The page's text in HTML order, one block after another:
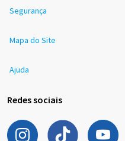
Segurança
Mapa do Site
Ajuda
Redes sociais